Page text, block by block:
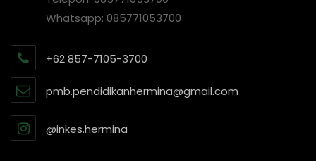
Whatsapp: 085771053700
+62 857-7105-3700
pmb.pendidikanhermina@gmail.com
@inkes.hermina